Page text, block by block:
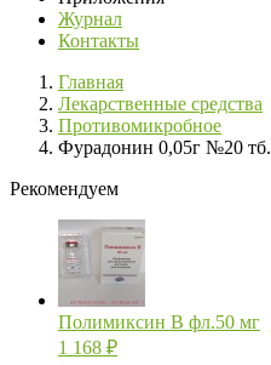
Журнал
Контакты
Главная
Лекарственные средства
Противомикробное
Фурадонин 0,05г №20 тб.
Рекомендуем
Полимиксин В фл.50 мг
1 168 ₽